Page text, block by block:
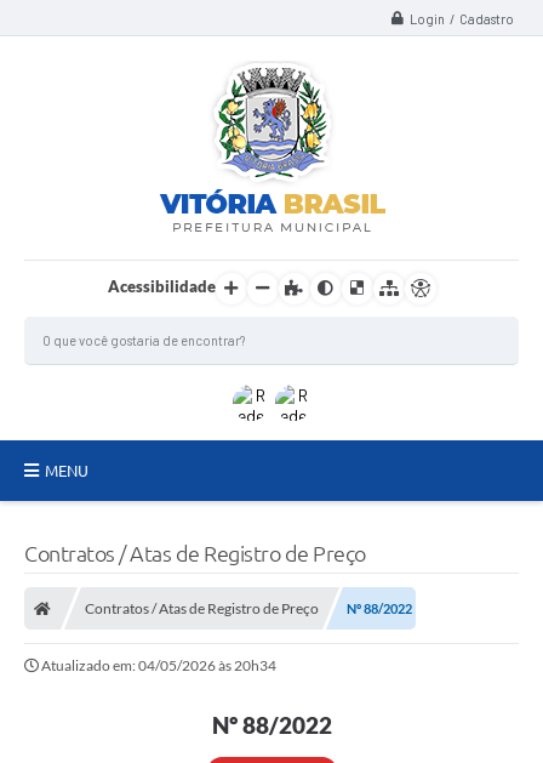
Login / Cadastro
Acessibilidade
MENU
CONSELHOS MUNICIPAIS
CONTROLE INTERNO
Contratos / Atas de Registro de Preço
Contratos / Atas de Registro de Preço Nº 88/2022
Atualizado em: 04/05/2026 às 20h34
Nº 88/2022